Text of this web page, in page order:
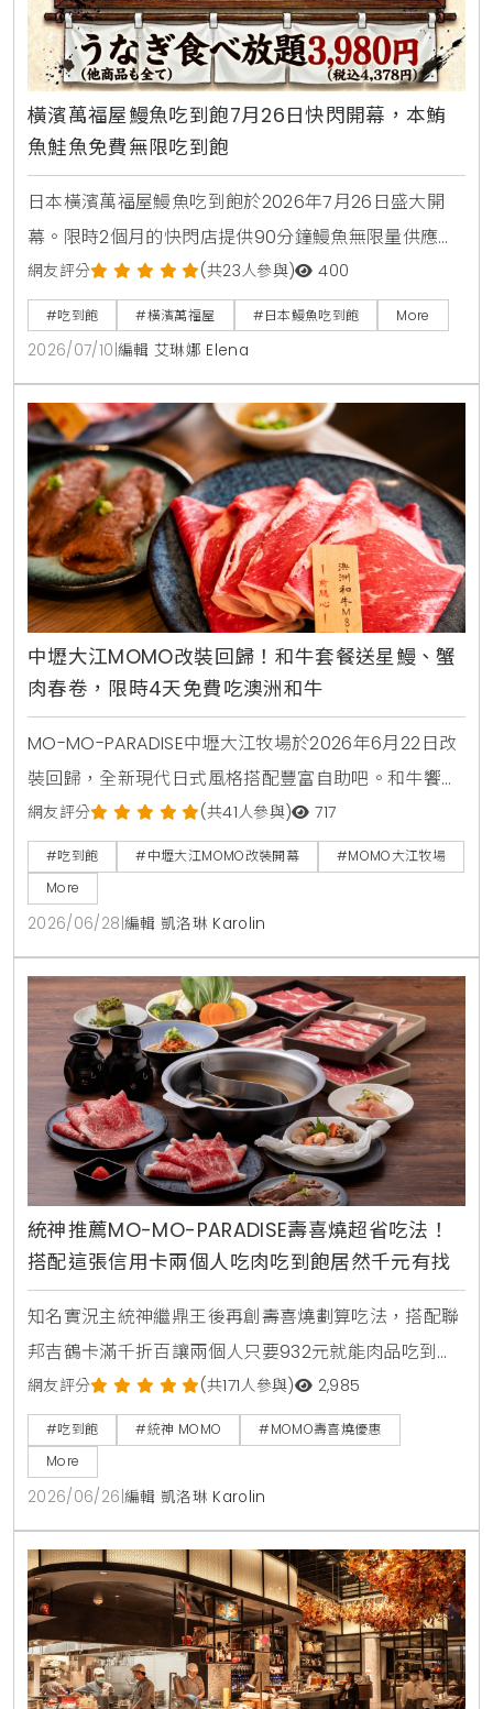
橫濱萬福屋鰻魚吃到飽7月26日快閃開幕，本鮪
魚鮭魚免費無限吃到飽
日本橫濱萬福屋鰻魚吃到飽於2026年7月26日盛大開
幕。限時2個月的快閃店提供90分鐘鰻魚無限量供應，
大人費用只要3980日圓，折合台幣千元有找。店內採
用日式七輪炭火現烤風格，菜單更包含本鮪魚與鮭魚腹
肉等豐富海鮮，是今年夏天日本自由行不容錯過的超高
CP值美食選擇。
網友評分 (共23人參與) 400
#吃到飽 #橫濱萬福屋 #日本鰻魚吃到飽 More
2026/07/10 編輯 艾琳娜 Elena
中壢大江MOMO改裝回歸！和牛套餐送星鰻、蟹
肉春卷，限時4天免費吃澳洲和牛
MO-MO-PARADISE中壢大江牧場於2026年6月22日改
裝回歸，全新現代日式風格搭配豐富自助吧。和牛饗宴
套餐同步推出星鰻一本揚與蟹肉奶油春卷兩款全新一品
料理。6月22日至6月25日限時4天，每日前50名現場
排隊入場用餐者，免費送澳洲和牛肉盤一份。
網友評分 (共41人參與) 717
#吃到飽 #中壢大江MOMO改裝開幕
#MOMO大江牧場
More
2026/06/28 編輯 凱洛琳 Karolin
統神推薦MO-MO-PARADISE壽喜燒超省吃法！
搭配這張信用卡兩個人吃肉吃到飽居然千元有找
知名實況主統神繼鼎王後再創壽喜燒劃算吃法，搭配聯
邦吉鶴卡滿千折百讓兩個人只要932元就能肉品吃到
飽，連MOMO官方都親自留言揭露更便宜的隱藏優惠。
網友評分 (共171人參與) 2,985
#吃到飽 #統神 MOMO
#MOMO壽喜燒優惠
More
2026/06/26 編輯 凱洛琳 Karolin